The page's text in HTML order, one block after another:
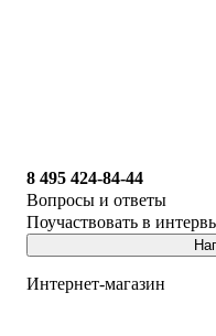
8 495 424-84-44
Вопросы и ответы
Поучаствовать в
Интернет-магазин